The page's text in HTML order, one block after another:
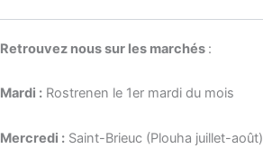
Retrouvez nous sur les marchés :
Mardi : Rostrenen le 1er mardi du mois
Mercredi : Saint-Brieuc (Plouha juillet-août)